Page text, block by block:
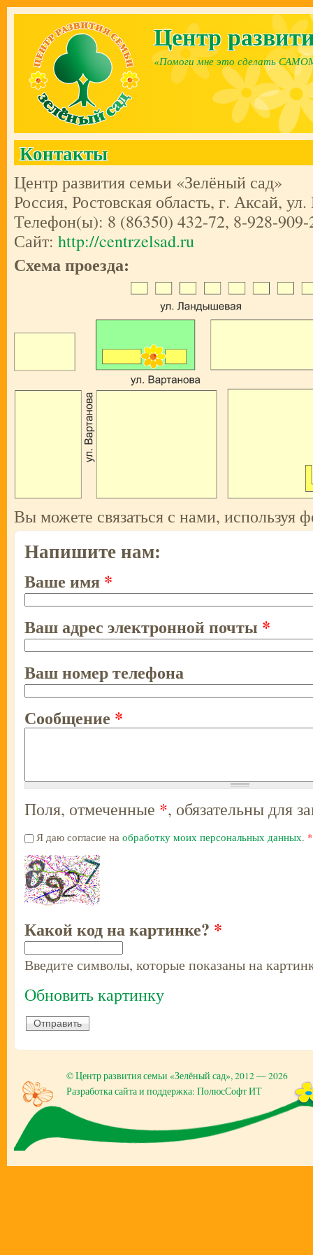
Перейти к основному содержанию
Центр
«Помоги мне это сделать
Контакты
Центр развития семьи «Зелёный сад»
Россия, Ростовская область, г. Аксай, ул.
Телефон(ы): 8 (86350) 432-72, 8-928-
Сайт: http://centrzelsad.ru
Схема проезда:
Вы можете связаться с нами, используя
Напишите нам:
Ваше имя *
Ваш адрес электронной почты *
Ваш номер телефона
Сообщение *
Поля, отмеченные *, обязательны для
Я даю согласие на обработку моих персональных данных. *
Homepage
Какой код на картинке? *
Введите символы, которые показаны на
Обновить картинку
©Центр развития семьи «Зелёный сад», 2012 — 2026
Разработка сайта и поддержка: ПолюсСофт ИТ